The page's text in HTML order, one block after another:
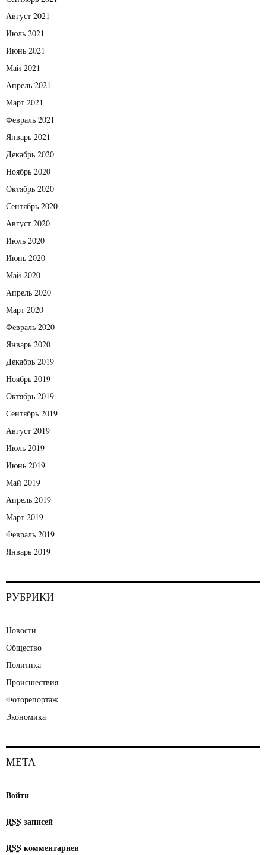
Август 2021
Июль 2021
Июнь 2021
Май 2021
Апрель 2021
Март 2021
Февраль 2021
Январь 2021
Декабрь 2020
Ноябрь 2020
Октябрь 2020
Сентябрь 2020
Август 2020
Июль 2020
Июнь 2020
Май 2020
Апрель 2020
Март 2020
Февраль 2020
Январь 2020
Декабрь 2019
Ноябрь 2019
Октябрь 2019
Сентябрь 2019
Август 2019
Июль 2019
Июнь 2019
Май 2019
Апрель 2019
Март 2019
Февраль 2019
Январь 2019
РУБРИКИ
Новости
Общество
Политика
Происшествия
Фоторепортаж
Экономика
МЕТА
Войти
RSSзаписей
RSSкомментариев